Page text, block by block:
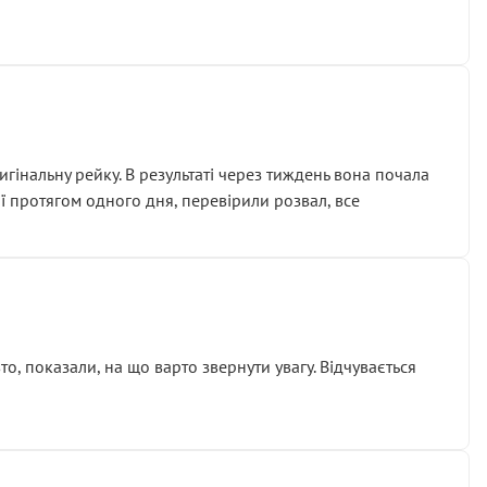
рейку. В результаті через тиждень вона почала
протягом одного дня, перевірили розвал, все
на що варто звернути увагу. Відчувається